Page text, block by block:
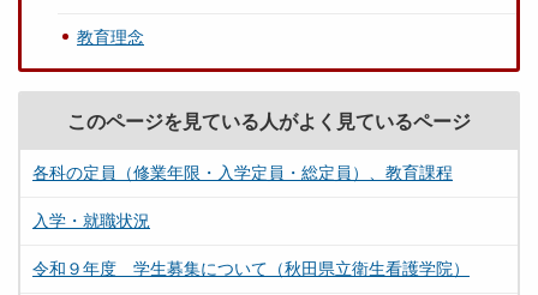
教育理念
このページを見ている人がよく見ているページ
各科の定員（修業年限・入学定員・総定員）、教育課程
入学・就職状況
令和９年度 学生募集について（秋田県立衛生看護学院）